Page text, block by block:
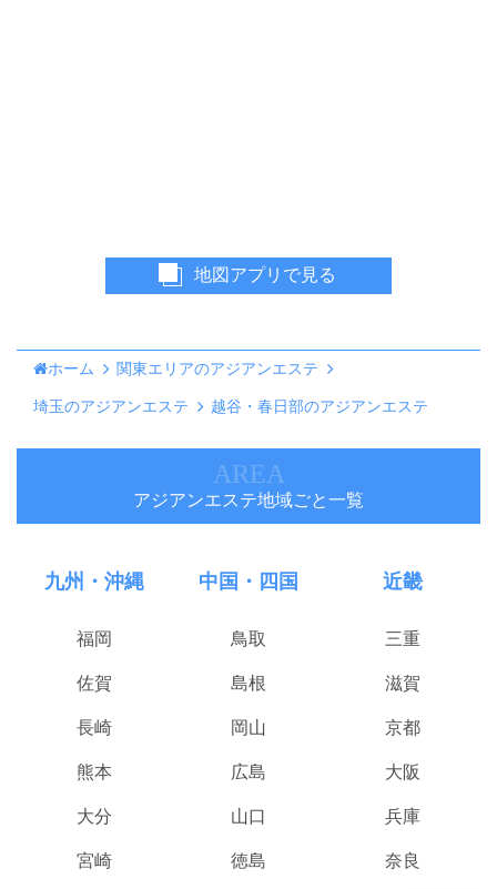
地図アプリで見る
ホーム 関東エリアのアジアンエステ
埼玉のアジアンエステ 越谷・春日部のアジアンエステ
AREA
アジアンエステ地域ごと一覧
九州・沖縄
福岡
佐賀
長崎
熊本
大分
宮崎
中国・四国
鳥取
島根
岡山
広島
山口
徳島
近畿
三重
滋賀
京都
大阪
兵庫
奈良